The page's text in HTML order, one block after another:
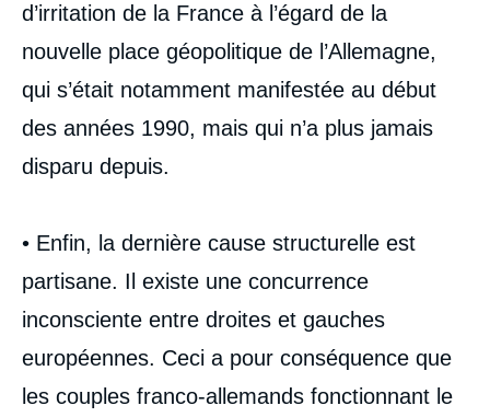
d’irritation de la France à l’égard de la
nouvelle place géopolitique de l’Allemagne,
qui s’était notamment manifestée au début
des années 1990, mais qui n’a plus jamais
disparu depuis.
• Enfin, la dernière cause structurelle est
partisane. Il existe une concurrence
inconsciente entre droites et gauches
européennes. Ceci a pour conséquence que
les couples franco-allemands fonctionnant le